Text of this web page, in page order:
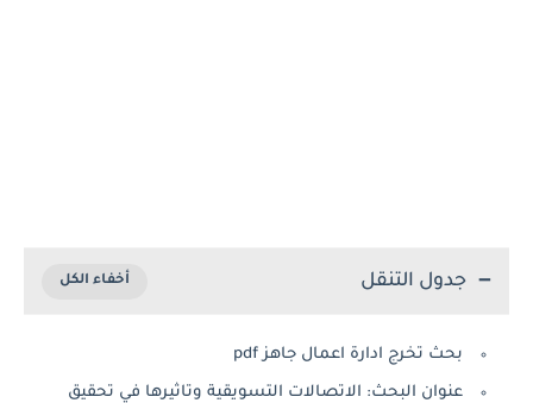
جدول التنقل
بحث تخرج ادارة اعمال جاهز pdf
عنوان البحث: الاتصالات التسويقية وتاثيرها في تحقيق